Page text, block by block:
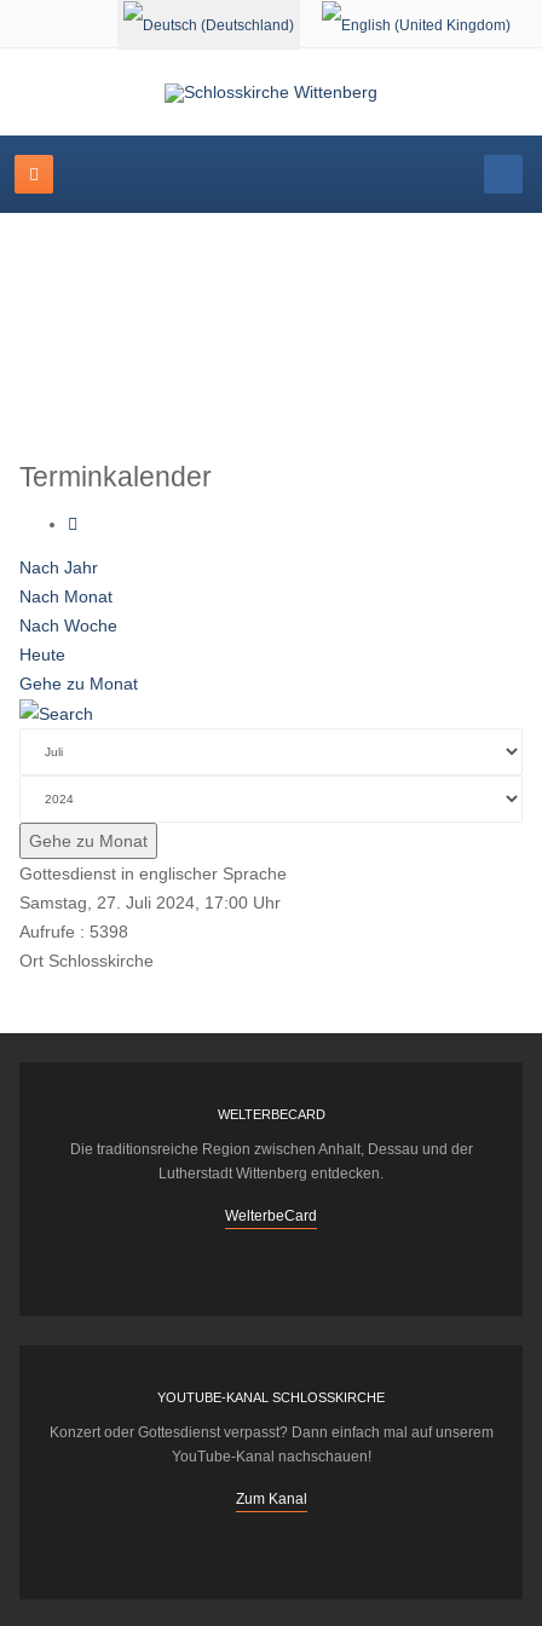
Sprache auswählen
Terminkalender
Nach Jahr
Nach Monat
Nach Woche
Heute
Gehe zu Monat
Gehe zu Monat
Gottesdienst in englischer Sprache
Samstag, 27. Juli 2024, 17:00 Uhr
Aufrufe : 5398
Ort Schlosskirche
WELTERBECARD
Die traditionsreiche Region zwischen Anhalt, Dessau und der
Lutherstadt Wittenberg entdecken.
WelterbeCard
YOUTUBE-KANAL SCHLOSSKIRCHE
Konzert oder Gottesdienst verpasst? Dann einfach mal auf unserem
YouTube-Kanal nachschauen!
Zum Kanal